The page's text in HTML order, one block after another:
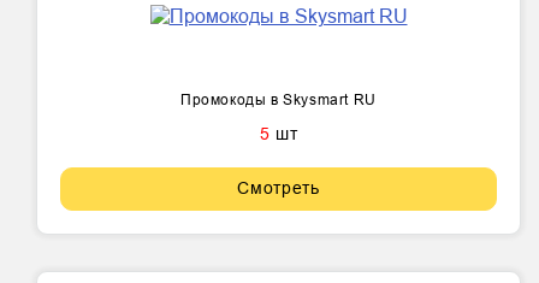
Промокоды в Skysmart RU
5 шт
Смотреть